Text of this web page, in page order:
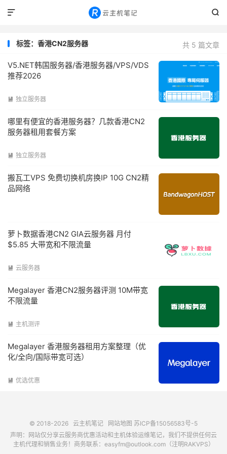


共 5 篇文章
标签：香港CN2服务器
V5.NET韩国服务器/香港服务器/VPS/VDS
推荐2026
 独立服务器
哪里有便宜的香港服务器？几款香港CN2
服务器租用套餐方案
 独立服务器
搬瓦工VPS 免费切换机房换IP 10G CN2精
品网络
萝卜数据香港CN2 GIA云服务器 月付
$5.85 大带宽和不限流量
 云服务器
Megalayer 香港CN2服务器评测 10M带宽
不限流量
 主机测评
Megalayer 香港服务器租用方案整理（优
化/全向/国际带宽可选）
 优选优惠
© 2018-2026 云主机笔记 网站地图 苏ICP备15056583号-5
声明：网站仅分享云服务商优惠活动和主机体验运维笔记，我们不提供任何云
主机代理和销售业务！商务联系：easyfm@outlook.com（注明RAKVPS）